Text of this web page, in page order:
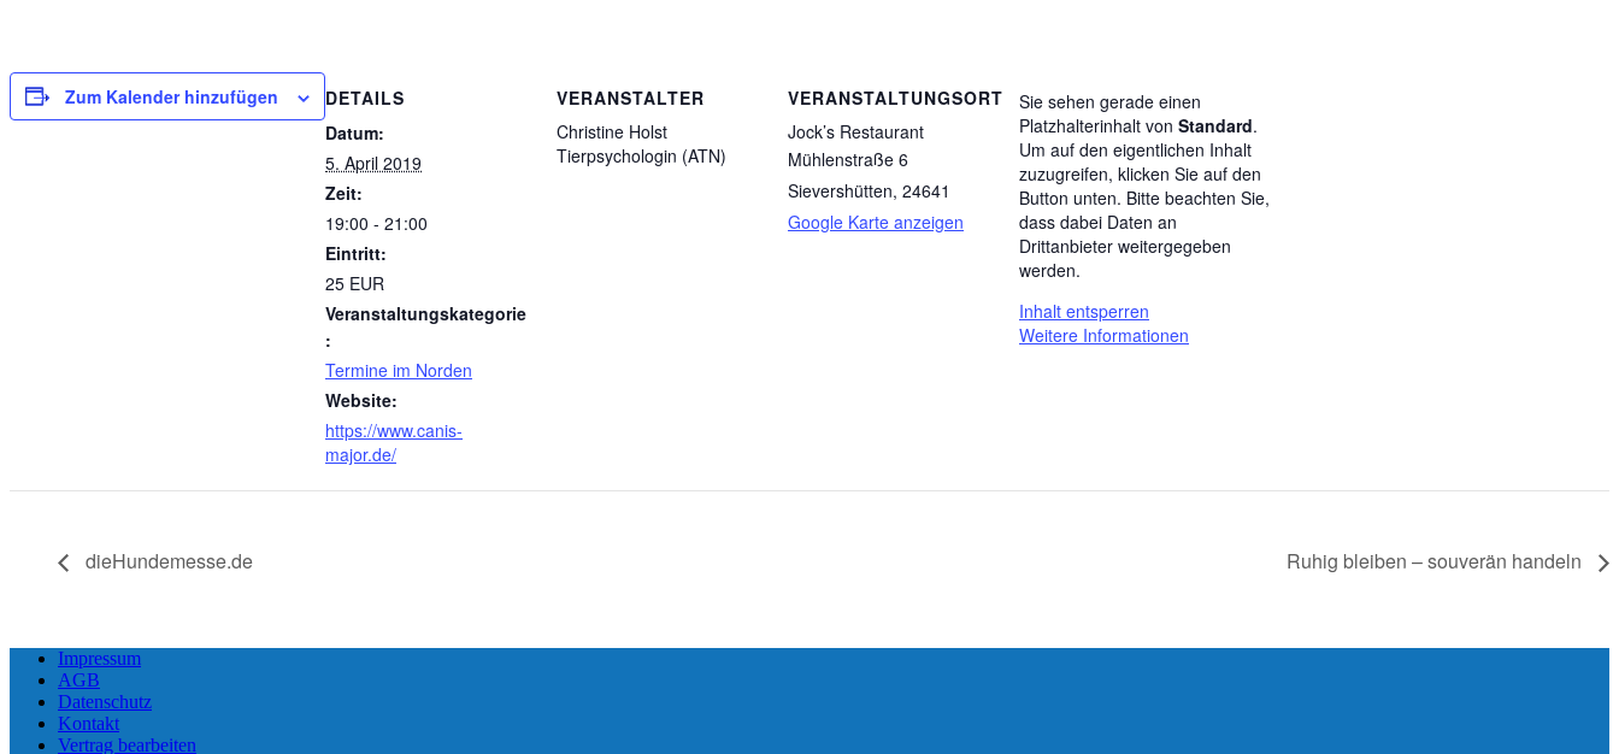
Zum Kalender hinzufügen
DETAILS
Datum:
5. April 2019
Zeit:
19:00 - 21:00
Eintritt:
25 EUR
Veranstaltungskategorie
:
Termine im Norden
Website:
https://www.canis-
major.de/
VERANSTALTER
Christine Holst
Tierpsychologin (ATN)
VERANSTALTUNGSORT
Jock’s Restaurant
Mühlenstraße 6
Sievershütten, 24641
Google Karte anzeigen
Sie sehen gerade einen
Platzhalterinhalt von Standard.
Um auf den eigentlichen Inhalt
zuzugreifen, klicken Sie auf den
Button unten. Bitte beachten Sie,
dass dabei Daten an
Drittanbieter weitergegeben
werden.
Inhalt entsperren
Weitere Informationen
dieHundemesse.de Ruhig bleiben – souverän handeln
Impressum
AGB
Datenschutz
Kontakt
Vertrag bearbeiten